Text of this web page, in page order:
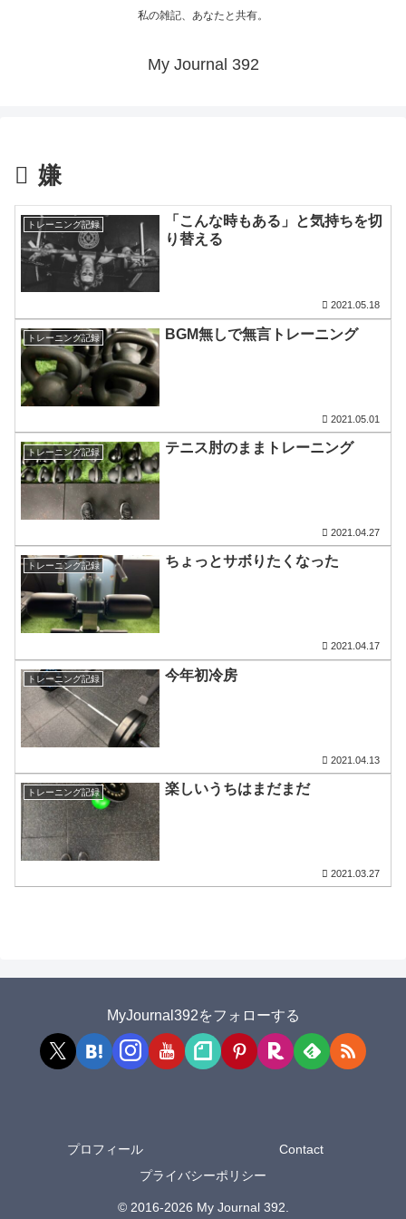
私の雑記、あなたと共有。
My Journal 392
嫌
トレーニング記録
「こんな時もある」と気持ちを切
り替える
2021.05.18
トレーニング記録 BGM無しで無言トレーニング
2021.05.01
トレーニング記録 テニス肘のままトレーニング
2021.04.27
トレーニング記録 ちょっとサボりたくなった
2021.04.17
トレーニング記録 今年初冷房
2021.04.13
トレーニング記録 楽しいうちはまだまだ
2021.03.27
MyJournal392をフォローする
プロフィール
Contact
プライバシーポリシー
© 2016-2026 My Journal 392.